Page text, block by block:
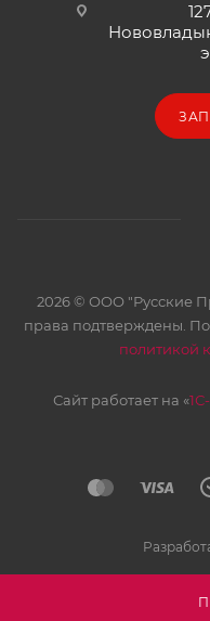
Восстановление
Восстановление
2026 © ООО "Русские
права подтверждены.
политикой
Сайт работает на «